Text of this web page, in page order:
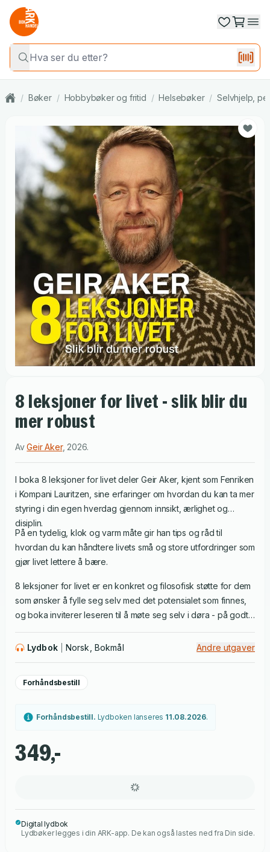
/ Bøker / Hobbybøker og fritid / Helsebøker / Selvhjelp,
8 leksjoner for livet - slik blir du
mer robust
AvGeir Aker, 2026.
I boka 8 leksjoner for livet deler Geir Aker, kjent som Fenriken
i Kompani Lauritzen, sine erfaringer om hvordan du kan ta mer
styring i din egen hverdag gjennom innsikt, ærlighet og
disiplin.
På en tydelig, klok og varm måte gir han tips og råd til
hvordan du kan håndtere livets små og store utfordringer som
gjør livet lettere å bære.
8 leksjoner for livet er en konkret og filosofisk støtte for dem
som ønsker å fylle seg selv med det potensialet som finnes,
og boka inviterer leseren til å møte seg selv i døra - på godt
selv vokse.
Lydbok Norsk, Bokmål Andre utgaver
Forhåndsbestill
Forhåndsbestill. Lydboken lanseres 11.08.2026.
349,-
Digital lydbok
Lydbøker legges i din ARK-app. De kan også lastes ned fra Din side.